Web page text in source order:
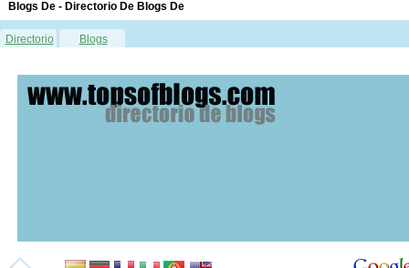
Blogs De - Directorio De Blogs De
Directorio Blogs